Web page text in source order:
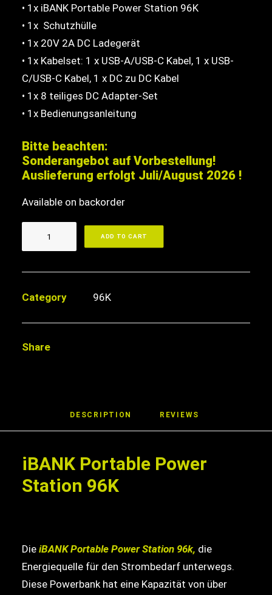
• 1x iBANK Portable Power Station 96K
• 1x Schutzhülle
• 1x 20V 2A DC Ladegerät
• 1x Kabelset: 1 x USB-A/USB-C Kabel, 1 x USB-
C/USB-C Kabel, 1 x DC zu DC Kabel
• 1x 8 teiliges DC Adapter-Set
• 1x Bedienungsanleitung
Bitte beachten:
Sonderangebot auf Vorbestellung!
Auslieferung erfolgt Juli/August 2026 !
Available on backorder
Station
Menge
ADD TO CART
Category 96K
Share
DESCRIPTION REVIEWS
iBANK Portable Power
Station 96K
Die iBANK Portable Power Station 96k, die
Energiequelle für den Strombedarf unterwegs.
Diese Powerbank hat eine Kapazität von über